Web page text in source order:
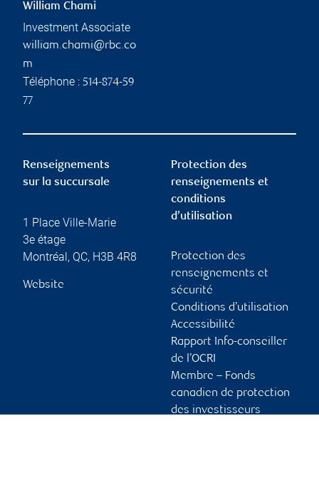
William Chami
Investment Associate
william.chami@rbc.co
m
Téléphone : 514-874-59
77
Renseignements
sur la succursale
1 Place Ville-Marie
3e étage
Montréal , QC, H3B 4R8
Website
Protection des
renseignements et
conditions
d’utilisation
Protection des
renseignements et
sécurité
Conditions d’utilisation
Accessibilité
Rapport Info-conseiller
de l’OCRI
Membre – Fonds
canadien de protection
des investisseurs